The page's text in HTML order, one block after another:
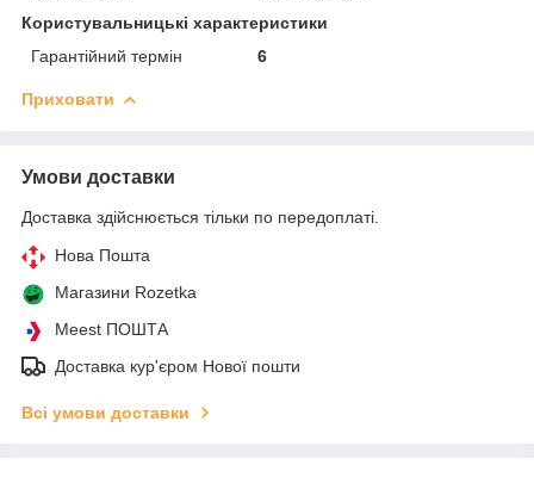
Користувальницькі характеристики
Гарантійний термін
6
Приховати
Умови доставки
Доставка здійснюється тільки по передоплаті.
Нова Пошта
Магазини Rozetka
Meest ПОШТА
Доставка кур'єром Нової пошти
Всі умови доставки